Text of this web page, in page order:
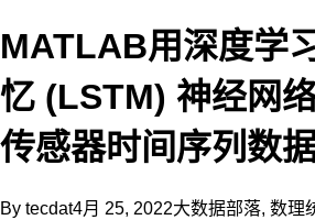
MATLAB用深度学
忆 (LSTM) 神经网
传感器时间序列数
By tecdat4月 25, 2022大数据部落, 数理